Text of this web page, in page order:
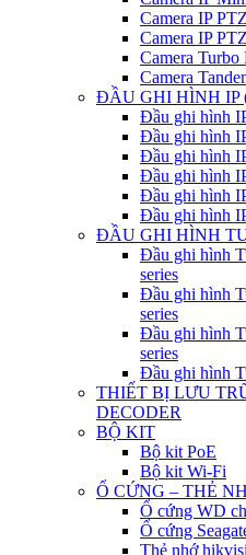
Camera IP
Camera IP
Camera
Camera
ĐẦU GHI HÌNH IP
Đầu ghi hình
Đầu ghi hình
Đầu ghi hình
Đầu ghi hình
Đầu ghi hình
Đầu ghi hình
ĐẦU GHI HÌNH
Đầu ghi hình
series
Đầu ghi hình
series
Đầu ghi hình
series
Đầu ghi hình
THIẾT BỊ LƯU
DECODER
BỘ KIT
Bộ kit PoE
Bộ kit Wi-Fi
Ổ CỨNG – THẺ
Ổ cứng WD
Ổ cứng
Thẻ nhớ